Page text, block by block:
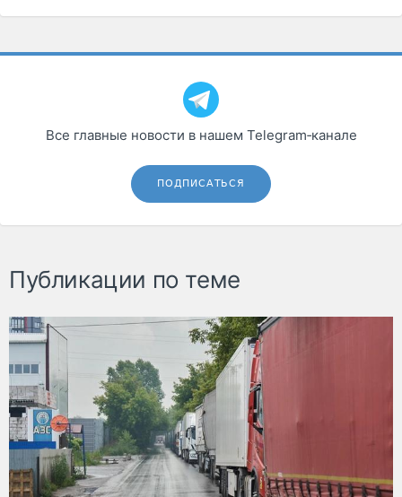
Все главные новости в нашем Telegram‑канале
ПОДПИСАТЬСЯ
Публикации по теме